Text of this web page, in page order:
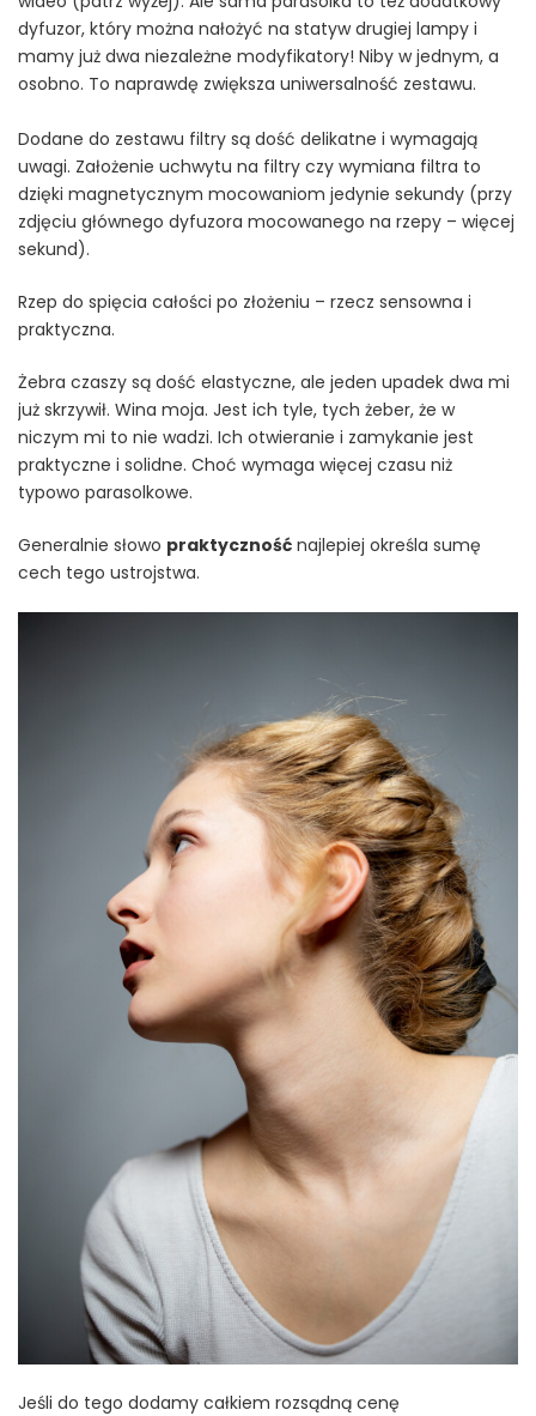
dyfuzor, który można nałożyć na statyw drugiej lampy i
mamy już dwa niezależne modyfikatory! Niby w jednym, a
osobno. To naprawdę zwiększa uniwersalność zestawu.
Dodane do zestawu filtry są dość delikatne i wymagają
uwagi. Założenie uchwytu na filtry czy wymiana filtra to
dzięki magnetycznym mocowaniom jedynie sekundy (przy
zdjęciu głównego dyfuzora mocowanego na rzepy – więcej
sekund).
Rzep do spięcia całości po złożeniu – rzecz sensowna i
praktyczna.
Żebra czaszy są dość elastyczne, ale jeden upadek dwa mi
już skrzywił. Wina moja. Jest ich tyle, tych żeber, że w
niczym mi to nie wadzi. Ich otwieranie i zamykanie jest
praktyczne i solidne. Choć wymaga więcej czasu niż
typowo parasolkowe.
Generalnie słowo praktyczność najlepiej określa sumę
cech tego ustrojstwa.
Jeśli do tego dodamy całkiem rozsądną cenę